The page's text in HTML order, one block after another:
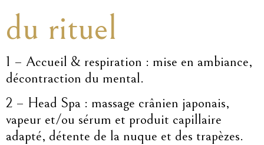
du rituel
1 – Accueil & respiration : mise en ambiance,
décontraction du mental.
2 – Head Spa : massage crânien japonais,
vapeur et/ou sérum et produit capillaire
adapté, détente de la nuque et des trapèzes.